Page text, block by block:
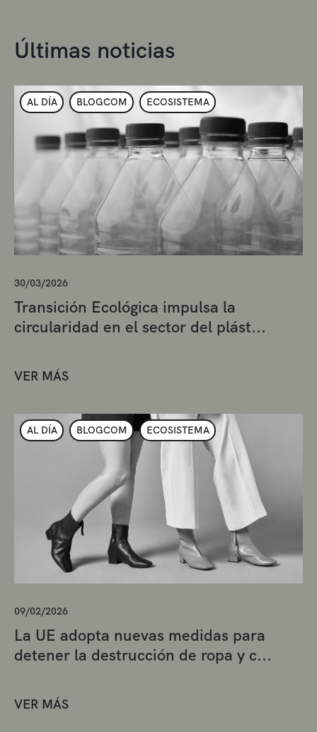
Últimas noticias
AL DÍA BLOGCOM ECOSISTEMA
30/03/2026
Transición Ecológica impulsa la
circularidad en el sector del plást...
VER MÁS
AL DÍA BLOGCOM ECOSISTEMA
09/02/2026
La UE adopta nuevas medidas para
detener la destrucción de ropa y c...
VER MÁS